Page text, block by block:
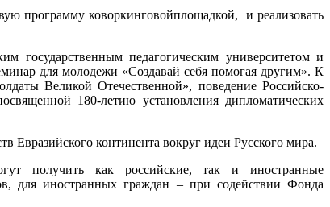
программу коворкинговойплощадкой, и реализовать
государственным педагогическим университетом и
для молодежи «Создавай себя помогая другим». К
Великой Отечественной», поведение Российско-
180-летию установления дипломатических
Евразийского континента вокруг идеи Русского мира.
получить как российские, так и иностранные
для иностранных граждан – при содействии Фонда